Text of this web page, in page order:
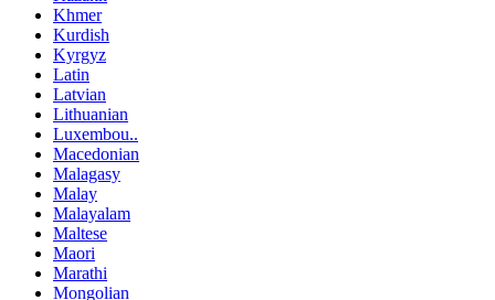
Khmer
Kurdish
Kyrgyz
Latin
Latvian
Lithuanian
Luxembou..
Macedonian
Malagasy
Malay
Malayalam
Maltese
Maori
Marathi
Mongolian